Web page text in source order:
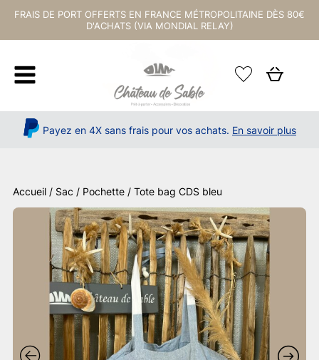
FRAIS DE PORT OFFERTS EN FRANCE MÉTROPOLITAINE DÈS 80€
D'ACHATS (VIA MONDIAL RELAY)
Payez en 4X sans frais pour vos achats. En savoir plus
Accueil / Sac / Pochette / Tote bag CDS bleu